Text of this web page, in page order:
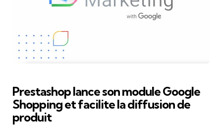
Prestashop lance son module Google
Shopping et facilite la diffusion de
produit